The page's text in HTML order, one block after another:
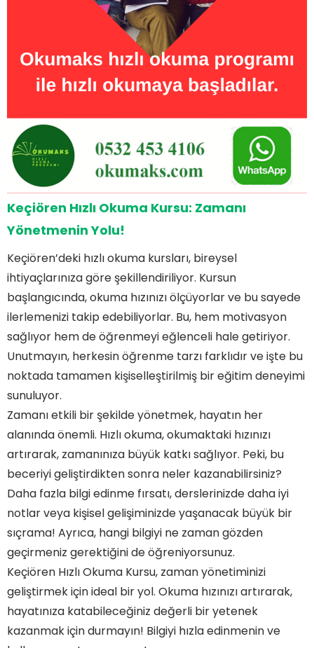
Keçiören Hızlı Okuma Kursu: Zamanı
Yönetmenin Yolu!
Keçiören’deki hızlı okuma kursları, bireysel
ihtiyaçlarınıza göre şekillendiriliyor. Kursun
başlangıcında, okuma hızınızı ölçüyorlar ve bu sayede
ilerlemenizi takip edebiliyorlar. Bu, hem motivasyon
sağlıyor hem de öğrenmeyi eğlenceli hale getiriyor.
Unutmayın, herkesin öğrenme tarzı farklıdır ve işte bu
noktada tamamen kişiselleştirilmiş bir eğitim deneyimi
sunuluyor.
Zamanı etkili bir şekilde yönetmek, hayatın her
alanında önemli. Hızlı okuma, okumaktaki hızınızı
artırarak, zamanınıza büyük katkı sağlıyor. Peki, bu
beceriyi geliştirdikten sonra neler kazanabilirsiniz?
Daha fazla bilgi edinme fırsatı, derslerinizde daha iyi
notlar veya kişisel gelişiminizde yaşanacak büyük bir
sıçrama! Ayrıca, hangi bilgiyi ne zaman gözden
geçirmeniz gerektiğini de öğreniyorsunuz.
Keçiören Hızlı Okuma Kursu, zaman yönetiminizi
geliştirmek için ideal bir yol. Okuma hızınızı artırarak,
hayatınıza katabileceğiniz değerli bir yetenek
kazanmak için durmayın! Bilgiyi hızla edinmenin ve
Kurs Süresi ve Ücretleri Nelerdir?
Hızlı Okuma Kursuna Kimler Katılabilir?
Keçiören Hızlı Okuma Kursu Nedir?
Hızlı Okuma Yöntemleri Nelerdir?
Kurs Bitiminde Beklenen Kazanımlar Nelerdir?